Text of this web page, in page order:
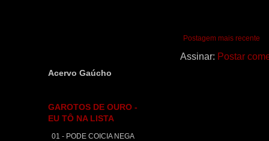
Postagem mais recente
Assinar: Postar
Acervo Gaúcho
GAROTOS DE OURO -
EU TÔ NA LISTA
01 - PODE COICIA NEGA